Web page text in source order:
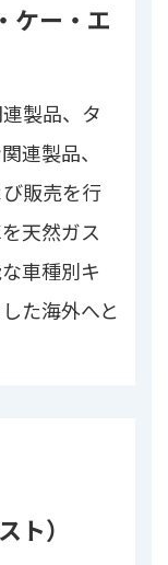
ケー・エ
製品、タ
連製品、
販売を行
天然ガス
車種別キ
た海外へと
ト）